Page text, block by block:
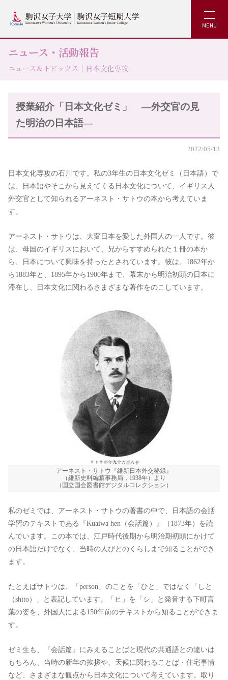
MENU
ニュース・活動報告
ニュース＆トピックス｜日本文化専攻
授業紹介「日本文化ゼミ」 ―外交官の見
た明治の日本語―
2022/05/13
日本文化専攻の石川です。私の3年生の日本文化ゼミ（日本語）で
は、日本語やそこから見えてくる日本文化について、イギリス人
外交官として知られるアーネスト・サトウの本から考えていま
す。
アーネスト・サトウは、大変日本を愛した外国人の一人です。彼
は、母国のイギリスにおいて、兄からすすめられた１冊の本か
ら、日本について興味を持ったとされています。彼は、1862年か
ら1883年と、1895年から1900年まで、幕末から明治初頭の日本に
滞在し、日本文化に関わるさまざまな著作をのこしています。
アーネスト・サトウ『維新日本外交秘録』
（維新史料編纂事務局，1938年）より
（国立国会図書館デジタルコレクション）
私のゼミでは、アーネスト・サトウの著書の中で、日本語の会話
学習のテキストである『Kuaiwa hen（会話篇）』（1873年）を読
んでいます。この本では、江戸時代後期から明治期初頭にかけて
の日本語だけでなく、当時の人びとのくらしまで知ることができ
ます。
たとえばサトウは、「person」のことを「ひと」ではなく「しと
（shito）」と表記しています。「ヒ」を「シ」と発音する下町言
葉の姿を、外国人による150年前のテキストから知ることができま
す。
ゼミ生も、『会話篇』にみえることばと現代の共通語との違いは
もちろん、当時の新年の挨拶や、天候に関わることば・住宅事情
など、さまざまな観点から日本文化について考えています。取り